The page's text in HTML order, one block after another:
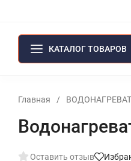
КАТАЛОГ ТОВАРОВ
Главная /
Оставить отзыв